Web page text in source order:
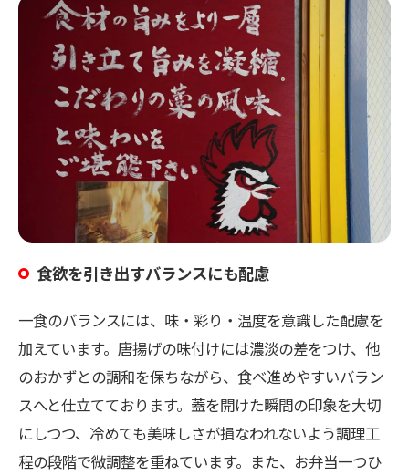
食欲を引き出すバランスにも配慮
一食のバランスには、味・彩り・温度を意識した配慮を
加えています。唐揚げの味付けには濃淡の差をつけ、他
のおかずとの調和を保ちながら、食べ進めやすいバラン
スへと仕立てております。蓋を開けた瞬間の印象を大切
にしつつ、冷めても美味しさが損なわれないよう調理工
程の段階で微調整を重ねています。また、お弁当一つひ